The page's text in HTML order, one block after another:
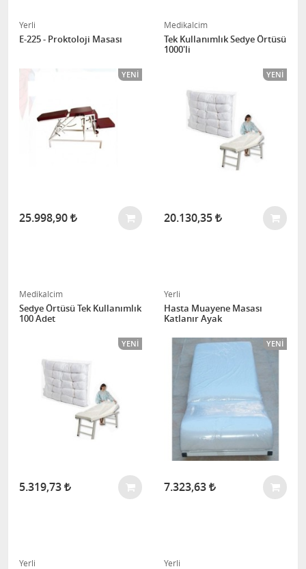
Yerli
E-225 - Proktoloji Masası
YENI
25.998,90
Medikalcim
Tek Kullanımlık Sedye Örtüsü
1000'li
YENI
20.130,35
Medikalcim
Sedye Örtüsü Tek Kullanımlık
100 Adet
YENI
5.319,73
Yerli
Hasta Muayene Masası
Katlanır Ayak
YENI
7.323,63
Yerli Yerli